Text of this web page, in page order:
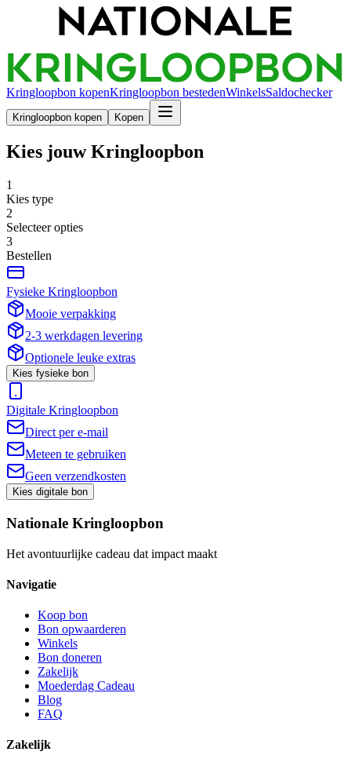
Kringloopbon kopenKringloopbon bestedenWinkelsSaldochecker
Kringloopbon kopen Kopen
Kies jouw Kringloopbon
1
Kies type
2
Selecteer opties
3
Bestellen
Fysieke Kringloopbon
Mooie verpakking
2-3 werkdagen levering
Optionele leuke extras
Kies fysieke bon
Digitale Kringloopbon
Direct per e-mail
Meteen te gebruiken
Geen verzendkosten
Kies digitale bon
Nationale Kringloopbon
Het avontuurlijke cadeau dat impact maakt
Navigatie
Koop bon
Bon opwaarderen
Winkels
Bon doneren
Zakelijk
Moederdag Cadeau
Blog
FAQ
Zakelijk